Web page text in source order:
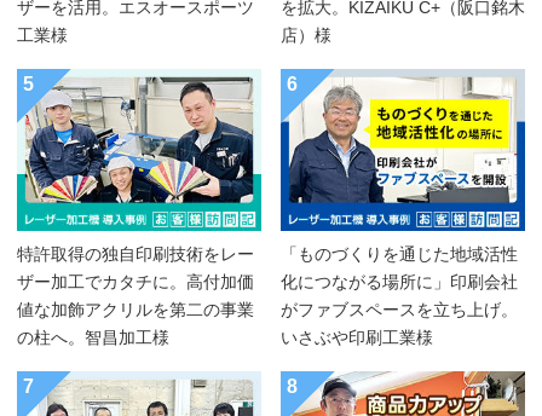
ザーを活用。エスオースポーツ
工業様
を拡大。KIZAIKU C+（阪口銘木
店）様
5
特許取得の独自印刷技術をレー
ザー加工でカタチに。高付加価
値な加飾アクリルを第二の事業
の柱へ。智昌加工様
6
「ものづくりを通じた地域活性
化につながる場所に」印刷会社
がファブスペースを立ち上げ。
いさぶや印刷工業様
7 8